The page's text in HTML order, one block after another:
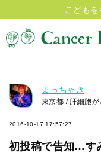
こども
まっちゃき
東京都 / 肝細胞
2016-10-17 17:57:27
初投稿で告知…す